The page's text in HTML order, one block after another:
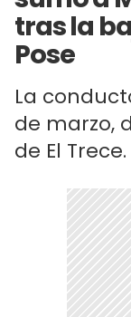
tras la
Pose
La
de marzo,
de El Trece.